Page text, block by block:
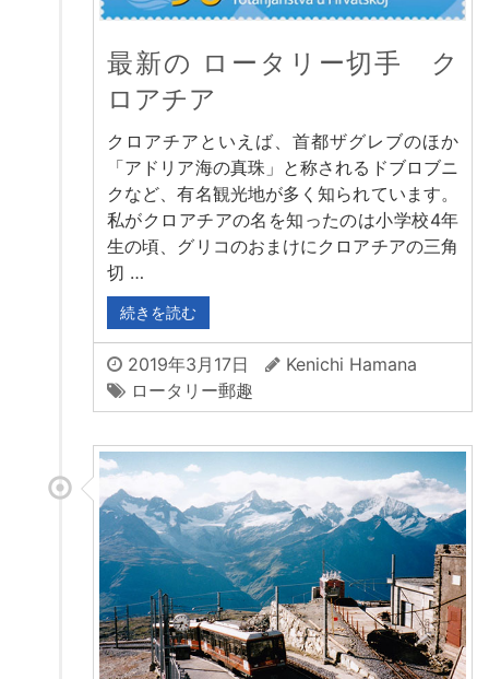
最新の ロータリー切手 ク
ロアチア
クロアチアといえば、首都ザグレブのほか
「アドリア海の真珠」と称されるドブロブニ
クなど、有名観光地が多く知られています。
私がクロアチアの名を知ったのは小学校4年
生の頃、グリコのおまけにクロアチアの三角
切 …
続きを読む
2019年3月17日
Kenichi Hamana
ロータリー郵趣